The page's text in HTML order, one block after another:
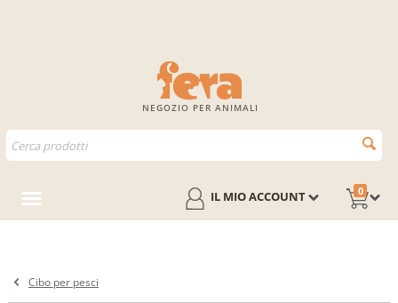
NEGOZIO PER ANIMALI
0
IL MIO ACCOUNT
Cibo per pesci